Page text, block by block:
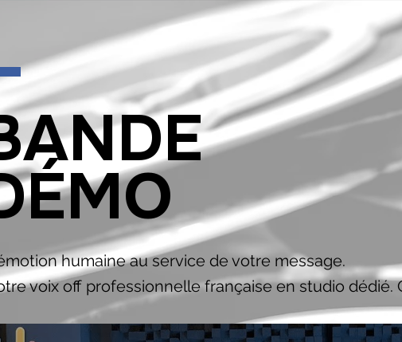
humaine au service de votre message.
voix off professionnelle française en studio dédié.